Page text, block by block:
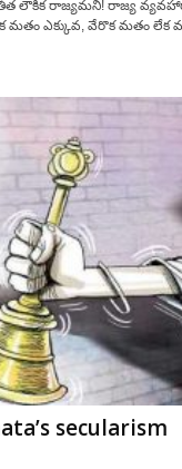
లౌకిక రాజ్యమని! రాజ్య
ఎక్కువ, వేరొక మతం లేక
secularism